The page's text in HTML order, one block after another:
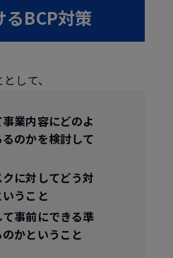
BCP対策
して、
業内容にどのよ
のかを検討して
に対してどう対
うこと
事前にできる準
かということ